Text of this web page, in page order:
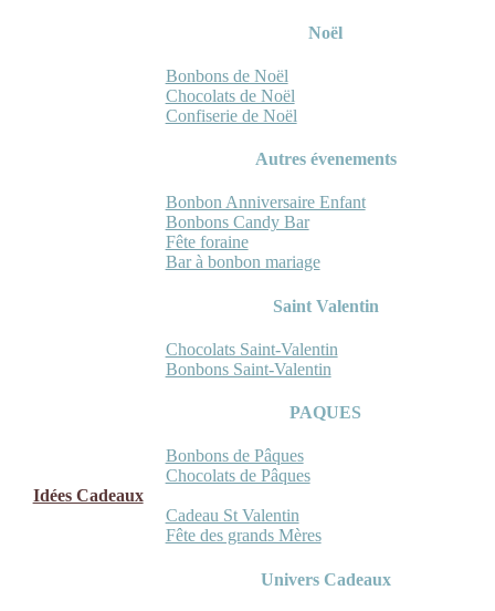
Noël
Bonbons de Noël
Chocolats de Noël
Confiserie de Noël
Autres évenements
Bonbon Anniversaire Enfant
Bonbons Candy Bar
Fête foraine
Bar à bonbon mariage
Saint Valentin
Chocolats Saint-Valentin
Bonbons Saint-Valentin
PAQUES
Bonbons de Pâques
Chocolats de Pâques
Idées Cadeaux
Cadeau St Valentin
Fête des grands Mères
Univers Cadeaux